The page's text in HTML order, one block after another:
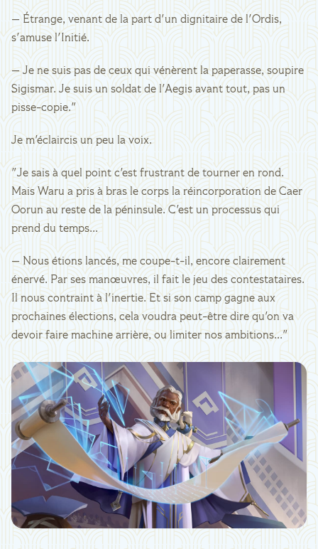
— Étrange, venant de la part d'un dignitaire de l'Ordis,
s'amuse l'Initié.
— Je ne suis pas de ceux qui vénèrent la paperasse, soupire
Sigismar. Je suis un soldat de l'Aegis avant tout, pas un
pisse-copie."
Je m'éclaircis un peu la voix.
"Je sais à quel point c'est frustrant de tourner en rond.
Mais Waru a pris à bras le corps la réincorporation de Caer
Oorun au reste de la péninsule. C'est un processus qui
prend du temps...
— Nous étions lancés, me coupe-t-il, encore clairement
énervé. Par ses manœuvres, il fait le jeu des contestataires.
Il nous contraint à l'inertie. Et si son camp gagne aux
prochaines élections, cela voudra peut-être dire qu'on va
devoir faire machine arrière, ou limiter nos ambitions..."